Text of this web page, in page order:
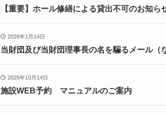
【重要】ホール修繕による貸出不可のお知ら
2026年1月14日
当財団及び当財団理事長の名を騙るメール（
2025年10月14日
施設WEB予約 マニュアルのご案内